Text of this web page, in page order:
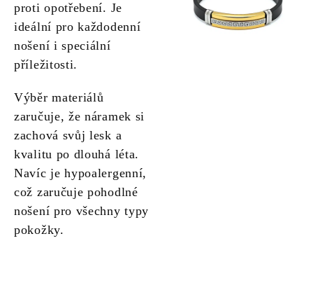
proti opotřebení. Je
ideální pro každodenní
nošení i speciální
příležitosti.
Výběr materiálů
zaručuje, že náramek si
zachová svůj lesk a
kvalitu po dlouhá léta.
Navíc je hypoalergenní,
což zaručuje pohodlné
nošení pro všechny typy
pokožky.